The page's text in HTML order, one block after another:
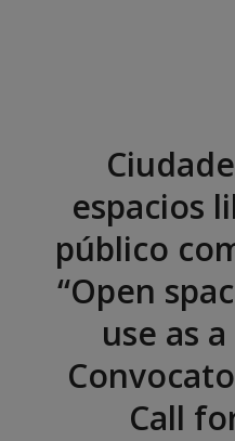
espacios
público
“Open
use as
Call